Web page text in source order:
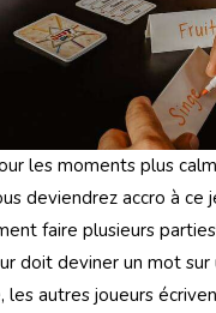
les moments plus
deviendrez accro à ce
faire plusieurs
doit deviner un mot sur
les autres joueurs